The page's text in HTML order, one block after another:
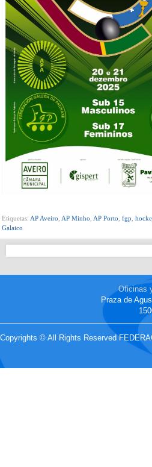
Etiquetas: AP Aveiro AP Minho AP Porto fgp
Galaico
Oficinas
Praza de
Copyrights © All Rights Reserved